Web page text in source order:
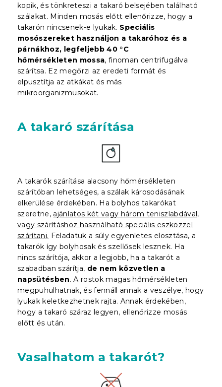
kopik, és tönkreteszi a takaró belsejében található
szálakat. Minden mosás előtt ellenőrizze, hogy a
takarón nincsenek-e lyukak. Speciális
mosószereket használjon a takaróhoz és a
párnákhoz, legfeljebb 40 °C
hőmérsékleten mossa, finoman centrifugálva
szárítsa. Ez megőrzi az eredeti formát és
elpusztítja az atkákat és más
mikroorganizmusokat.
A takaró szárítása
A takarók szárítása alacsony hőmérsékleten
szárítóban lehetséges, a szálak károsodásának
elkerülése érdekében. Ha bolyhos takarókat
szeretne, ajánlatos két vagy három teniszlabdával,
vagy szárításhoz használható speciális eszközzel
szárítani. Feladatuk a súly egyenletes elosztása, a
takarók így bolyhosak és szellősek lesznek. Ha
nincs szárítója, akkor a legjobb, ha a takarót a
szabadban szárítja, de nem közvetlen a
napsütésben. A rostok magas hőmérsékleten
megpuhulhatnak, és fennáll annak a veszélye, hogy
lyukak keletkezhetnek rajta. Annak érdekében,
hogy a takaró száraz legyen, ellenőrizze mosás
előtt és után.
Vasalhatom a takarót?